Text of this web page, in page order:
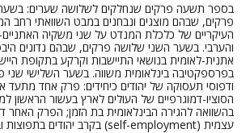
בספר תשעה פרקים שנחלקים לשלושה שערים:
פרקים, שבהם מוצגים ונבחנים במבט השוואתי רחב
העיקריים של כלכלת המנדט על שני משקיה האתניים-
והערבי. בשער השני שלושה פרקים, שבהם נדונים
אתנית-לאומית בנושאי התיישבות וקרקע בתקופת
בפרספקטיבה בינלאומית משווה. בשער השלישי שני
ודפוסי תעסוקה של יהודים כיחידים: פרק אחד מתעד
הסוציו-דמוגרפיים של העולים לארץ בעשור הראשון
בהשוואה להגירה הבינלאומית בת הזמן; הפרק האחר
עצמית (self-employment) בקרב יהודים